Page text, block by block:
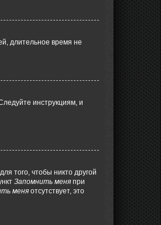
длительное время не
инструкциям, и
того, чтобы никто другой
Запомнить меня при
меня отсутствует, это